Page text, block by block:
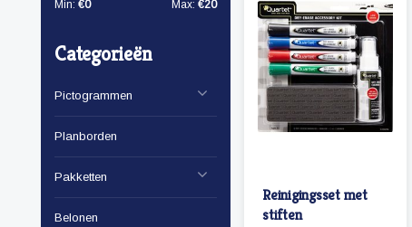
Min: €0 Max: €20
Categorieën
Pictogrammen
Planborden
Pakketten
Belonen
Reinigingsset met
stiften